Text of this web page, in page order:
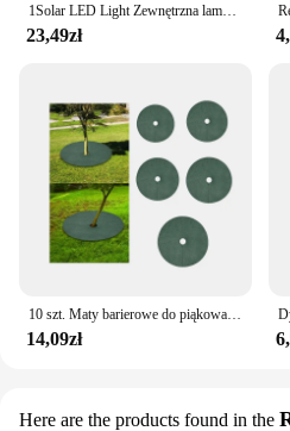
23,49zł
14,09zł
Here are the products found in the